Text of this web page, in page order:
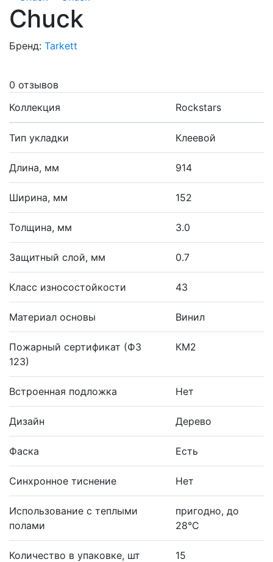
Chuck
Бренд: Tarkett
0 отзывов
Коллекция
Rockstars
Тип укладки Клеевой
Длина, мм 914
Ширина, мм 152
Толщина, мм 3.0
Защитный слой, мм 0.7
Класс износостойкости 43
Материал основы Винил
Пожарный сертификат (ФЗ
123)
КМ2
Встроенная подложка Нет
Дизайн Дерево
Фаска Есть
Синхронное тиснение Нет
Использование с теплыми
полами
пригодно, до
28°С
Количество в упаковке, шт 15